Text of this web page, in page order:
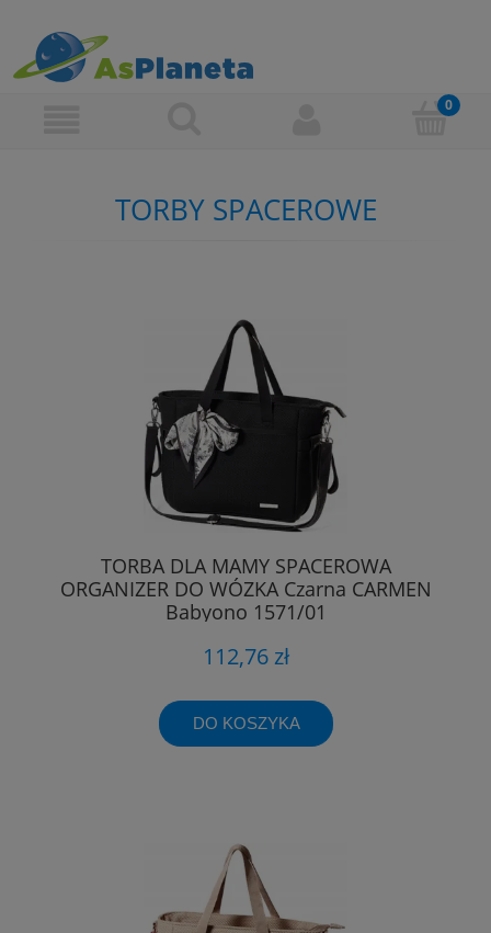
TORBY SPACEROWE
TORBA DLA MAMY SPACEROWA
ORGANIZER DO WÓZKA Czarna CARMEN
Babyono 1571/01
112,76 zł
DO KOSZYKA